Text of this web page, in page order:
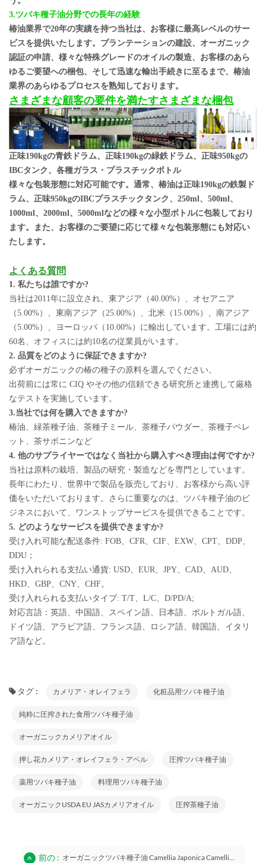
3.ツバキ種子油分野での長年の経験
椿油業界で20年の実績を持つ当社は、お客様に最高レベルのサー
ビスを提供いたします。プランテーションの建設、オーガニック
認証の申請、様々な特殊グレードのオイルの製造、お客様のあら
ゆるご要望への梱包、そして迅速な輸出手続きに至るまで、椿油
業界のあらゆるプロセスを熟知しております。
さまざまな顧客の要件を満たすさまざまな梱包
正味190kgの青鉄ドラム、正味190kgの緑鉄ドラム、正味950kgの
IBCタンク、各種ガラス・プラスチックボトル
様々な包装形態に対応可能です。通常、椿油は正味190kgの鉄製ド
ラム、正味950kgのIBCプラスチックタンク、250ml、500ml、
1000ml、2000ml、5000mlなどの様々な小型ボトルに包装しており
ます。また、お客様のご要望に応じて様々な包装形態にも対応い
たします。
よくある質問
1. 私たちは誰ですか?
当社は2011年に設立され、東アジア（40.00%）、オセアニア
（5.00%）、東南アジア（25.00%）、北米（15.00%）、南アジア
（5.00%）、ヨーロッパ（10.00%）に輸出しています。工場には約
60名、オフィスには約10名の従業員がいます。
2. 品質をどのように保証できますか?
必ずオーガニックの椿の種子の原料を選んでください。
出荷前には常に CIQ やその他の信頼できる研究所と連携して厳格
なテストを実施しています。
3.当社では何を購入できますか?
椿油、緑茶種子油、茶種子ミール、茶種子パウダー、茶種子ペレ
ット、茶サポニンなど
4. 他のサプライヤーではなく当社から購入すべき理由は何ですか?
当社は原料の栽培、製品の研究・製造などを専門としています。
長年にわたり、世界中で製品を販売しており、お客様から高い評
価をいただいております。さらに重要なのは、ツバキ種子油のビ
ジネスにおいて、ワンストップサービスを提供できることです。
5. どのようなサービスを提供できますか?
受け入れ可能な配送条件: FOB、CFR、CIF、EXW、CPT、DDP、
DDU；
受け入れられる支払い通貨: USD、EUR、JPY、CAD、AUD、
HKD、GBP、CNY、CHF。
受け入れられる支払いタイプ: T/T、L/C、D/PD/A;
対応言語：英語、中国語、スペイン語、日本語、ポルトガル語、
ドイツ語、アラビア語、フランス語、ロシア語、韓国語、イタリ
ア語など。
タグ : カメリア・オレイフェラ 化粧品用ツバキ種子油
純粋に圧搾された食用ツバキ種子油
オーガニックカメリアオイル
押し花カメリア・オレイフェラ・アベル 圧搾ツバキ種子油
薬用ツバキ種子油 料理用ツバキ種子油
オーガニックUSDA EU JASカメリアオイル 圧搾茶種子油
前の :